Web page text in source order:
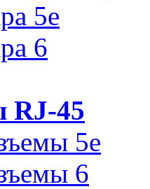
5e
6
RJ-45
5e
6